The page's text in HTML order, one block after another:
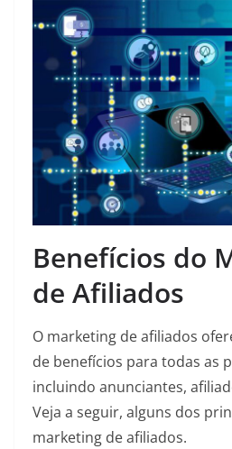
Benefícios do
de Afiliados
O marketing de afiliados
de benefícios para todas as
incluindo anunciantes,
Veja a seguir, alguns dos
marketing de afiliados.